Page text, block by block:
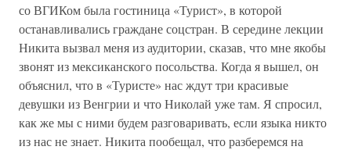
со ВГИКом была гостиница «Турист», в которой
останавливались граждане соцстран. В середине лекции
Никита вызвал меня из аудитории, сказав, что мне якобы
звонят из мексиканского посольства. Когда я вышел, он
объяснил, что в «Туристе» нас ждут три красивые
девушки из Венгрии и что Николай уже там. Я спросил,
как же мы с ними будем разговаривать, если языка никто
из нас не знает. Никита пообещал, что разберемся на